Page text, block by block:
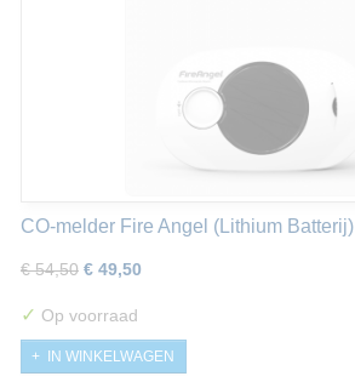
CO-melder Fire Angel (Lithium Batterij)
€ 54,50 € 49,50
✓ Op voorraad
IN WINKELWAGEN